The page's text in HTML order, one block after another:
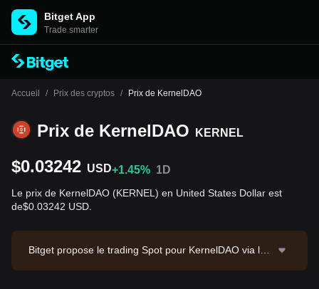
Bitget App
Trade smarter
Accueil / Prix des cryptos / Prix de KernelDAO
Prix de KernelDAO KERNEL
$0.03242 USD+1.45% 1D
Le prix de KernelDAO (KERNEL) en United States Dollar est
de$0.03242 USD.
Bitget propose le trading Spot pour KernelDAO via la